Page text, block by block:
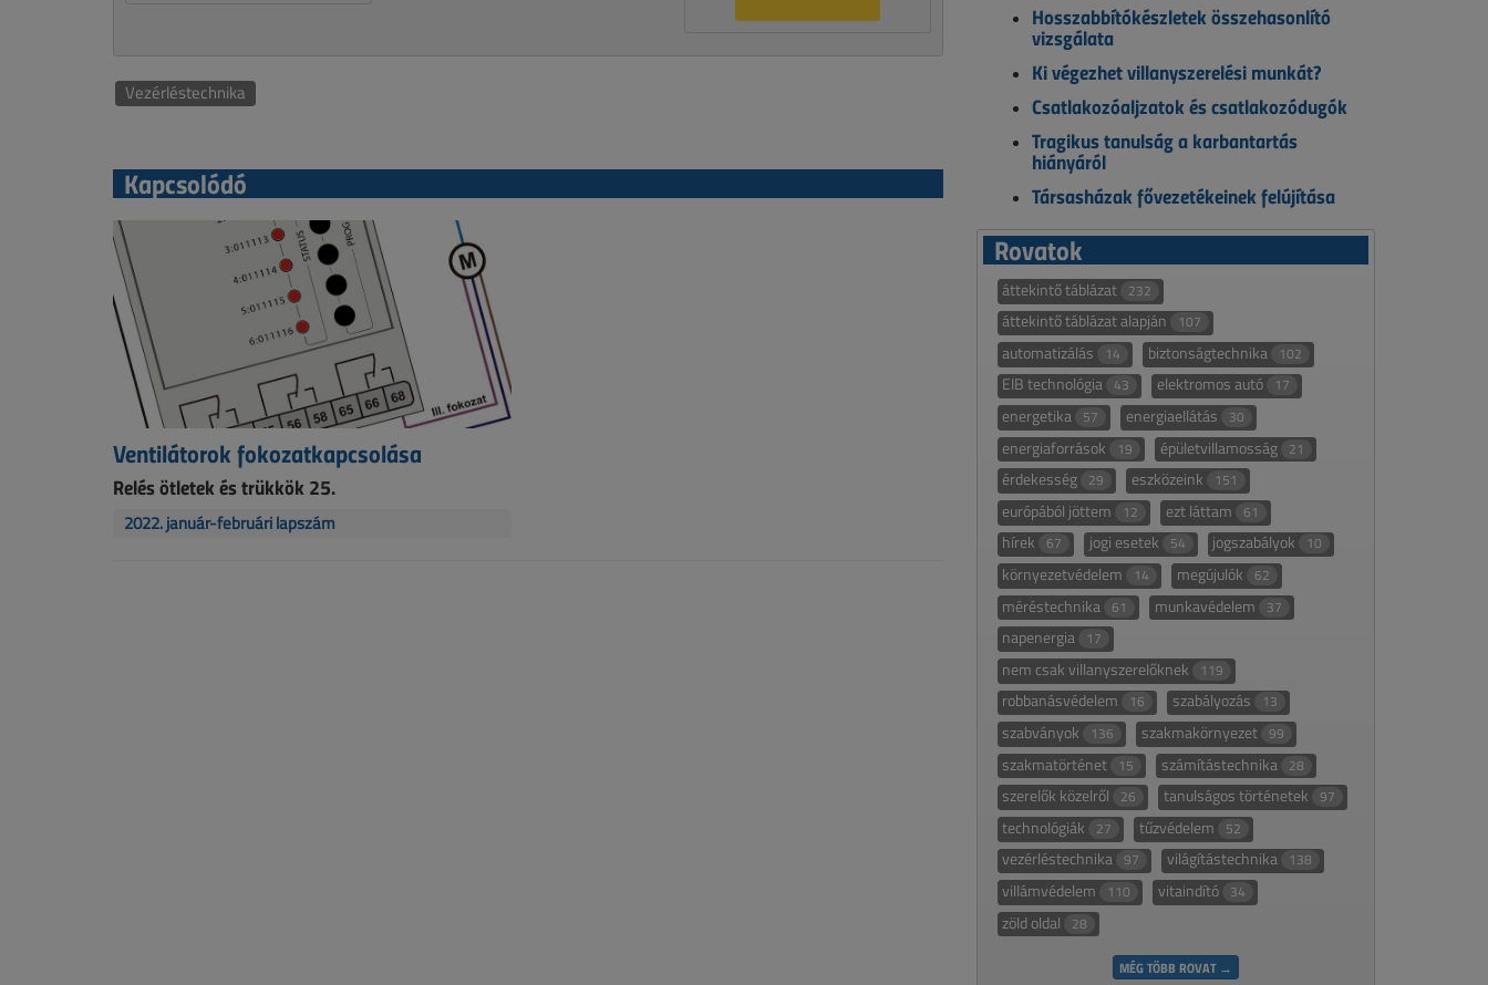
Vezérléstechnika
Kapcsolódó
Ventilátorok fokozatkapcsolása
Relés ötletek és trükkök 25.
2022. január-februári lapszám
Hosszabbítókészletek összehasonlító
vizsgálata
Ki végezhet villanyszerelési munkát?
Csatlakozóaljzatok és csatlakozódugók
Tragikus tanulság a karbantartás
hiányáról
Társasházak fővezetékeinek felújítása
Rovatok
áttekintő táblázat 232
áttekintő táblázat alapján 107
automatizálás 14 biztonságtechnika 102
EIB technológia 43 elektromos autó 17
energetika 57 energiaellátás 30
energiaforrások 19 épületvillamosság 21
érdekesség 29 eszközeink 151
európából jöttem 12 ezt láttam 61
hírek 67 jogi esetek 54 jogszabályok 10
környezetvédelem 14 megújulók 62
méréstechnika 61 munkavédelem 37
napenergia 17
nem csak villanyszerelőknek 119
robbanásvédelem 16 szabályozás 13
szabványok 136 szakmakörnyezet 99
szakmatörténet 15 számítástechnika 28
szerelők közelről 26 tanulságos történetek 97
technológiák 27 tűzvédelem 52
vezérléstechnika 97 világítástechnika 138
villámvédelem 110 vitaindító 34
zöld oldal 28
MÉG TÖBB ROVAT →